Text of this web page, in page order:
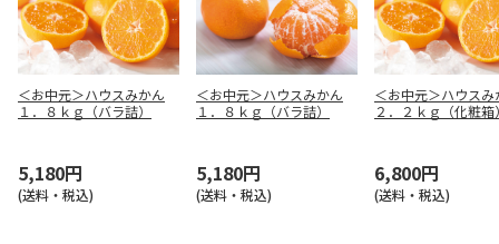
＜お中元＞ハウスみかん
１．８ｋｇ（バラ詰）
5,180円
(送料・税込)
＜お中元＞ハウスみかん
１．８ｋｇ（バラ詰）
5,180円
(送料・税込)
＜お中元＞ハウスみ
２．２ｋｇ（化粧箱
6,800円
(送料・税込)